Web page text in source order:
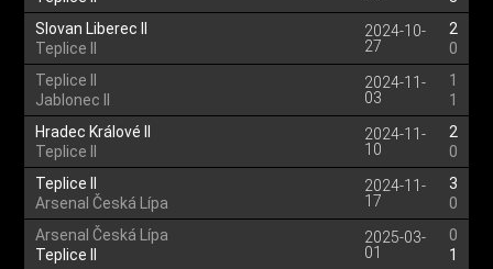
Slovan Liberec II
Teplice II
2024-10-
27
2
0
Teplice II
Jablonec II
2024-11-
03
1
1
Hradec Králové II
Teplice II
2024-11-
10
2
0
Teplice II
Arsenal Česká Lípa
2024-11-
17
3
0
Arsenal Česká Lípa
Teplice II
2025-03-
01
0
1